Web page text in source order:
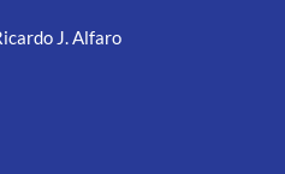
J. Alfaro